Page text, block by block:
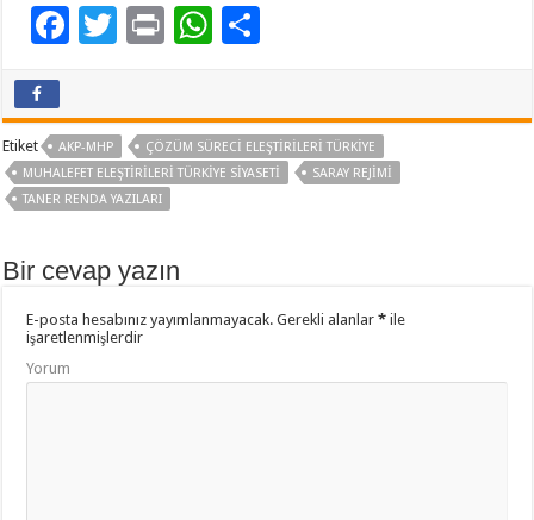
F
b
o
o
k
T
er
Pr W
sA
p
aş
Etiket AKP-MHP
ÇÖZÜM SÜRECI ELEŞTIRILERI TÜRKIYE
MUHALEFET ELEŞTIRILERI TÜRKIYE SIYASETI
SARAY REJIMI
TANER RENDA YAZILARI
Bir cevap yazın
E-posta hesabınız yayımlanmayacak. Gerekli alanlar* ile
işaretlenmişlerdir
Yorum